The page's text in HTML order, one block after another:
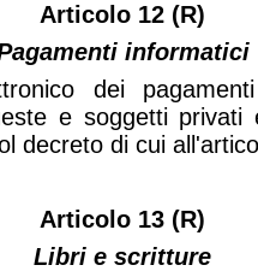
Articolo 12 (R)
informatici
dei
e soggetti privati
decreto di cui
Articolo 13 (R)
Libri e scritture